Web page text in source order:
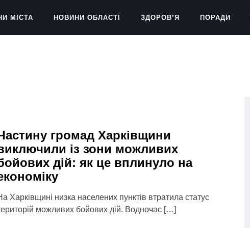
МІСТА НОВИНИ ОБЛАСТІ ЗДОРОВ’Я ПОРАДИ
громад Харківщини
із зони можливих
дій: як це вплинуло на
Харківщині низка населених пунктів втратила статус
можливих бойових дій. Водночас […]